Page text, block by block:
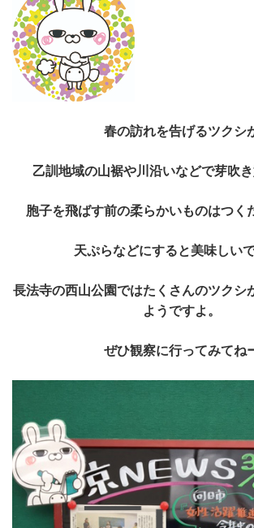
春の訪れを告げるツクシ
乙訓地域の山裾や川沿いなどで芽吹
胞子を飛ばす前の柔らかいものはつく
天ぷらなどにすると美味しい
長法寺の西山公園ではたくさんのツクシ
ようですよ。
ぜひ観察に行ってみてね